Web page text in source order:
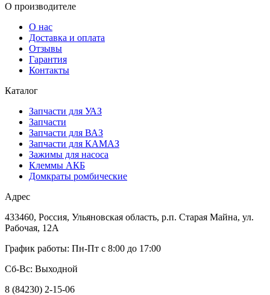
О производителе
О нас
Доставка и оплата
Отзывы
Гарантия
Контакты
Каталог
Запчасти для УАЗ
Запчасти
Запчасти для ВАЗ
Запчасти для КАМАЗ
Зажимы для насоса
Клеммы АКБ
Домкраты ромбические
Адрес
433460, Россия, Ульяновская область, р.п. Старая Майна, ул.
Рабочая, 12А
График работы: Пн-Пт с 8:00 до 17:00
Сб-Вс: Выходной
8 (84230) 2-15-06